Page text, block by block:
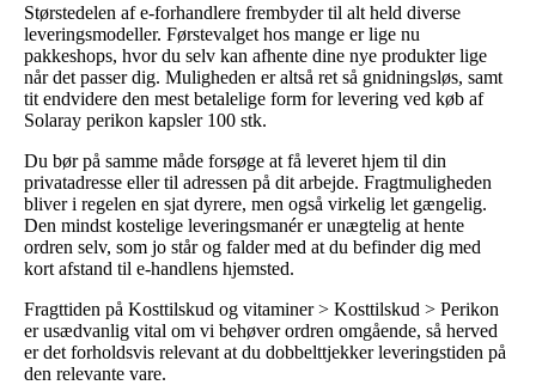
Størstedelen af e-forhandlere frembyder til alt held diverse
leveringsmodeller. Førstevalget hos mange er lige nu
pakkeshops, hvor du selv kan afhente dine nye produkter lige
når det passer dig. Muligheden er altså ret så gnidningsløs, samt
tit endvidere den mest betalelige form for levering ved køb af
Solaray perikon kapsler 100 stk.
Du bør på samme måde forsøge at få leveret hjem til din
privatadresse eller til adressen på dit arbejde. Fragtmuligheden
bliver i regelen en sjat dyrere, men også virkelig let gængelig.
Den mindst kostelige leveringsmanér er unægtelig at hente
ordren selv, som jo står og falder med at du befinder dig med
kort afstand til e-handlens hjemsted.
Fragttiden på Kosttilskud og vitaminer > Kosttilskud > Perikon
er usædvanlig vital om vi behøver ordren omgående, så herved
er det forholdsvis relevant at du dobbelttjekker leveringstiden på
den relevante vare.